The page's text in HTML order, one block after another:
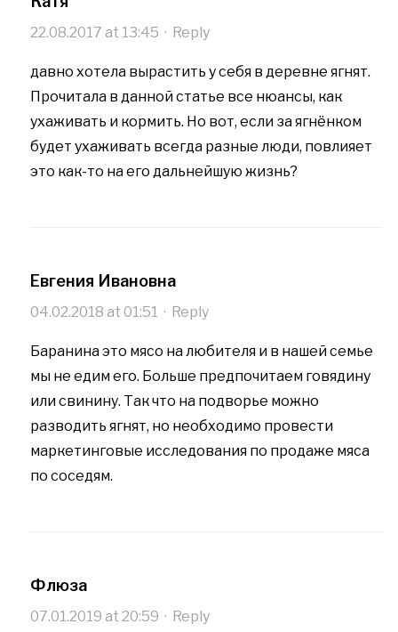
22.08.2017 at 13:45 · Reply
давно хотела вырастить у себя в деревне ягнят.
Прочитала в данной статье все нюансы, как
ухаживать и кормить. Но вот, если за ягнёнком
будет ухаживать всегда разные люди, повлияет
это как-то на его дальнейшую жизнь?
Евгения Ивановна
04.02.2018 at 01:51 · Reply
Баранина это мясо на любителя и в нашей семье
мы не едим его. Больше предпочитаем говядину
или свинину. Так что на подворье можно
разводить ягнят, но необходимо провести
маркетинговые исследования по продаже мяса
по соседям.
Флюза
07.01.2019 at 20:59 · Reply